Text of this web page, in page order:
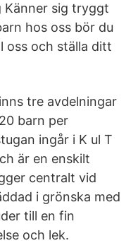
Känner sig tryggt
hos oss bör du
oss och ställa ditt
tre avdelningar
barn per
ingår i K ul T
är en enskilt
centralt vid
i grönska med
till en fin
och lek.